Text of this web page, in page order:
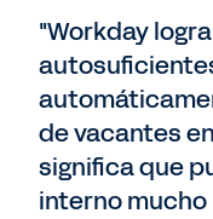
"Workday
de vacantes
significa que
interno